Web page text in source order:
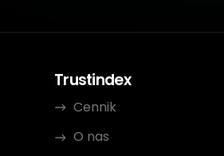
Trustindex
Cennik
O nas